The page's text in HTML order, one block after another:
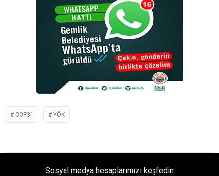
COP31 YÖK
Sosyal medya hesaplarımızı keşfedin